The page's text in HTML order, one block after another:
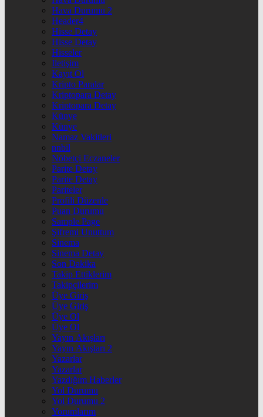
Hava Durumu 2
Header4
Hisse Detay
Hisse Detay
Hisseler
İletişim
Kayıt Ol
Kripto Paralar
Kriptopara Detay
Kriptopara Detay
Künye
Künye
Namaz Vakitleri
nnbil
Nöbetçi Eczaneler
Parite Detay
Parite Detay
Pariteler
Profili Düzenle
Puan Durumu
Sample Page
Şifremi Unuttum
Sinema
Sinema Detay
Son Dakika
Takip Ettiklerim
Takipçilerim
Üye Giriş
Üye Giriş
Üye Ol
Üye Ol
Yayın Akışları
Yayın Akışları 2
Yazarlar
Yazarlar
Yazdığım Haberler
Yol Durumu
Yol Durumu 2
Yorumlarım